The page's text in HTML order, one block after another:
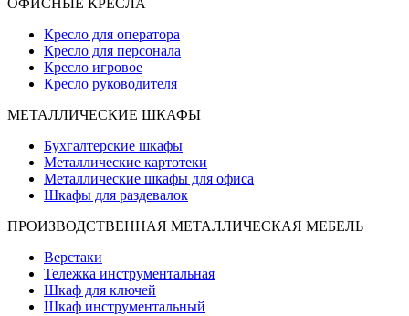
ОФИСНЫЕ КРЕСЛА
Кресло для оператора
Кресло для персонала
Кресло игровое
Кресло руководителя
МЕТАЛЛИЧЕСКИЕ ШКАФЫ
Бухгалтерские шкафы
Металлические картотеки
Металлические шкафы для офиса
Шкафы для раздевалок
ПРОИЗВОДСТВЕННАЯ МЕТАЛЛИЧЕСКАЯ МЕБЕЛЬ
Верстаки
Тележка инструментальная
Шкаф для ключей
Шкаф инструментальный